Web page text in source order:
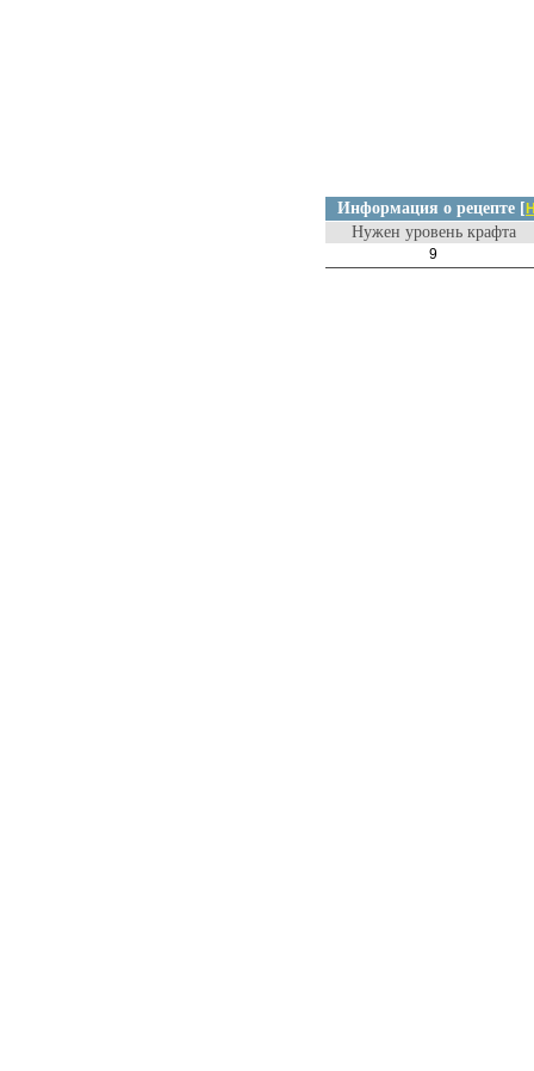
Информация о рецепте [
Нужен уровень крафта
9